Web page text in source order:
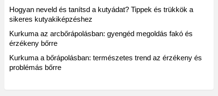
Hogyan neveld és tanítsd a kutyádat? Tippek és trükkök a
sikeres kutyakiképzéshez
Kurkuma az arcbőrápolásban: gyengéd megoldás fakó és
érzékeny bőrre
Kurkuma a bőrápolásban: természetes trend az érzékeny és
problémás bőrre